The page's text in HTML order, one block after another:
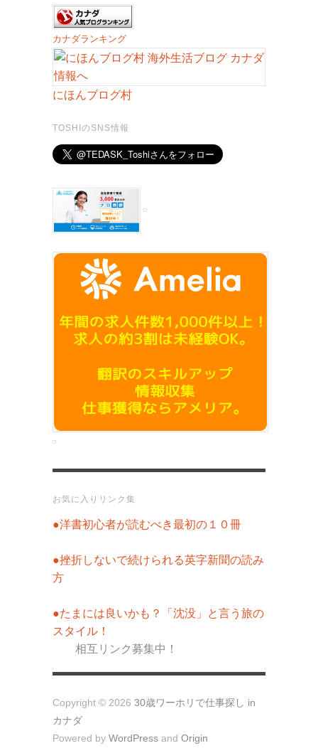
カナダランキング
にほんブログ村
TOSHIのSNS情報
お気に入りリンク集
●洋書初心者が読むべき最初の１０冊
●挫折しないで続けられる英字新聞の読み
方
●たまには良いかも？「沈没」と言う旅の
スタイル！
相互リンク募集中！
Copyright © 2026 30歳ワーホリで仕事探し in
カナダ
Powered by WordPress and Origin